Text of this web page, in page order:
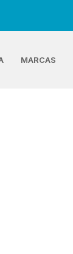
MARCAS